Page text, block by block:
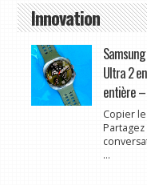
Innovation
Ultra 2
entière
Copier
...